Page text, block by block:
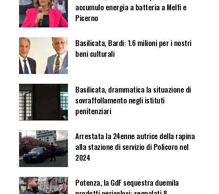
accumulo energia a batteria a Melfi e
Picerno
Basilicata, Bardi: 1.6 milioni per i nostri
beni culturali
Basilicata, drammatica la situazione di
sovraffollamento negli istituti
penitenziari
Arrestata la 24enne autrice della rapina
alla stazione di servizio di Policoro nel
2024
Potenza, la GdF sequestra duemila